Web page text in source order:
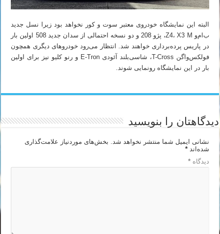
البته این نمایشگاه خودروی معتبر سوت و کور نخواهد بود زیرا نسل جدید
ب‌ام‌و Z4، X3 M، پژو 208 و دو نسخه احتمالی از سدان جدید 508 اولین بار
در پاریس پرده‌برداری خواهند شد. انتظار می‌رود خودروهای دیگری همچون
فولکس‌واگن T-Cross، شاسی‌بلند آئودی E-Tron و رنو کلیو نیز برای اولین
بار در این نمایشگاه رونمایی شوند.
دیدگاهتان را بنویسید
نشانی ایمیل شما منتشر نخواهد شد.
بخش‌های موردنیاز علامت‌گذاری
شده‌اند*
دیدگاه*